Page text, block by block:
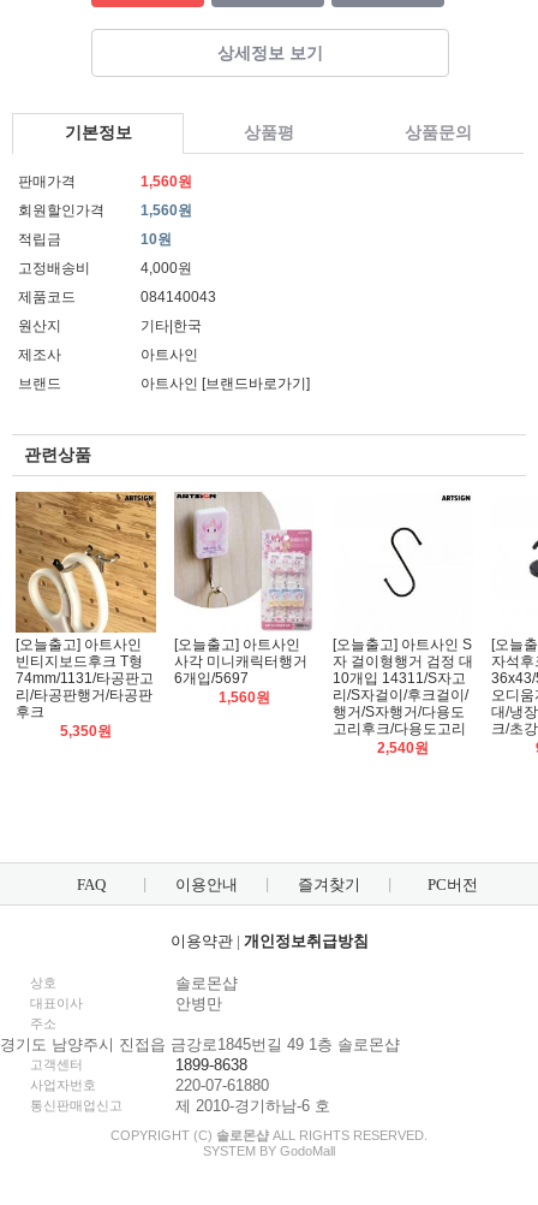
상세정보 보기
기본정보 상품평 상품문의
판매가격
1,560원
회원할인가격
1,560원
적립금
10원
고정배송비
4,000원
제품코드
084140043
원산지
기타|한국
제조사
아트사인
브랜드
아트사인 [브랜드바로가기]
관련상품
[오늘출고] 아트사인
빈티지보드후크 T형
74mm/1131/타공판고
리/타공판행거/타공판
후크
5,350원
[오늘출고] 아트사인
사각 미니캐릭터행거
6개입/5697
1,560원
[오늘출고] 아트사인 S
자 걸이형행거 검정 대
10개입 14311/S자고
리/S자걸이/후크걸이/
행거/S자행거/다용도
고리후크/다용도고리
2,540원
[오늘
자석후
오디
대/냉
크/초
FAQ 이용안내 즐겨찾기 PC버전
이용약관| 개인정보취급방침
상호 솔로몬샵
대표이사 안병만
주소
경기도 남양주시 진접읍 금강로1845번길 49 1층 솔로몬샵
고객센터 1899-8638
사업자번호 220-07-61880
통신판매업신고 제 2010-경기하남-6 호
COPYRIGHT (C) 솔로몬샵 ALL RIGHTS RESERVED.
SYSTEM BY GodoMall